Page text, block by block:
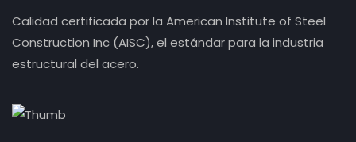
Calidad certificada por la American Institute of Steel
Construction Inc (AISC), el estándar para la industria
estructural del acero.